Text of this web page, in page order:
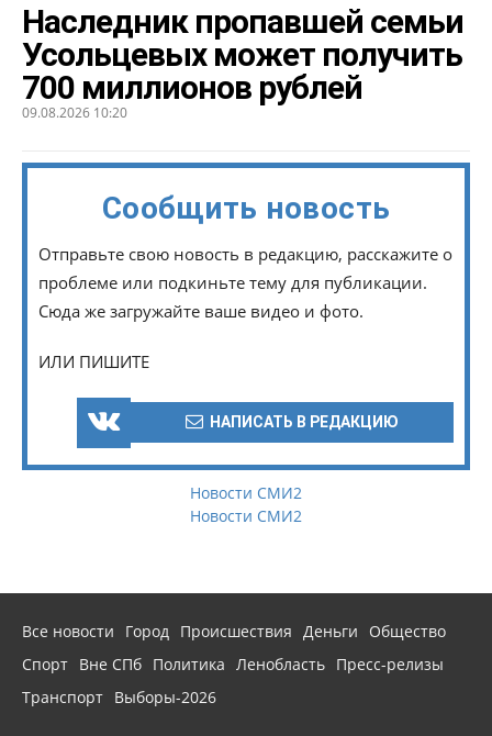
Наследник пропавшей семьи
Усольцевых может получить
700 миллионов рублей
09.08.2026 10:20
Сообщить новость
Отправьте свою новость в редакцию, расскажите о
проблеме или подкиньте тему для публикации.
Сюда же загружайте ваше видео и фото.
ИЛИ ПИШИТЕ
НАПИСАТЬ В РЕДАКЦИЮ
Новости СМИ2
Новости СМИ2
Все новости Город Происшествия Деньги
Общество
Спорт Вне СПб Политика Ленобласть Пресс-релизы
Транспорт Выборы-2026